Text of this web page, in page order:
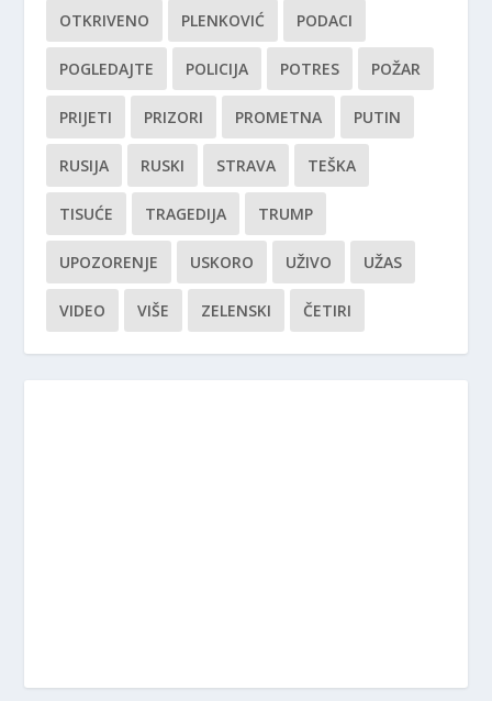
OTKRIVENO PLENKOVIĆ PODACI
POGLEDAJTE POLICIJA POTRES POŽAR
PRIJETI PRIZORI PROMETNA PUTIN
RUSIJA RUSKI STRAVA TEŠKA
TISUĆE TRAGEDIJA TRUMP
UPOZORENJE USKORO UŽIVO UŽAS
VIDEO VIŠE ZELENSKI ČETIRI